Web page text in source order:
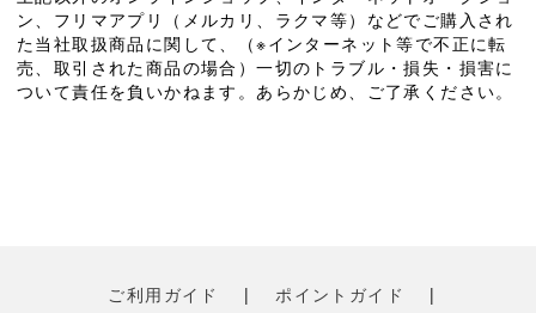
ン、フリマアプリ（メルカリ、ラクマ等）などでご購入され
た当社取扱商品に関して、（※インターネット等で不正に転
売、取引された商品の場合）一切のトラブル・損失・損害に
ついて責任を負いかねます。あらかじめ、ご了承ください。
ご利用ガイド | ポイントガイド
|